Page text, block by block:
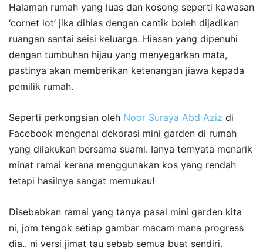
Halaman rumah yang luas dan kosong seperti kawasan
‘cornet lot’ jika dihias dengan cantik boleh dijadikan
ruangan santai seisi keluarga. Hiasan yang dipenuhi
dengan tumbuhan hijau yang menyegarkan mata,
pastinya akan memberikan ketenangan jiawa kepada
pemilik rumah.
Seperti perkongsian oleh Noor Suraya Abd Aziz di
Facebook mengenai dekorasi mini garden di rumah
yang dilakukan bersama suami. Ianya ternyata menarik
minat ramai kerana menggunakan kos yang rendah
tetapi hasilnya sangat memukau!
Disebabkan ramai yang tanya pasal mini garden kita
ni, jom tengok setiap gambar macam mana progress
dia.. ni versi jimat tau sebab semua buat sendiri.